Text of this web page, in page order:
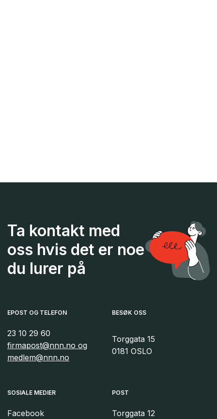
Ta kontakt med
oss hvis det er noe
du lurer på
EPOST OG TELEFON
23 10 29 60
firmapost@nnn.no og
medlem@nnn.no
SOSIALE MEDIER
Facebook
BESØK OSS
Torggata 15
0181 OSLO
POST
Torggata 12